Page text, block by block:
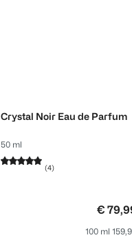
Crystal Noir Eau de Parfum
50 ml
(4)
€
100 ml